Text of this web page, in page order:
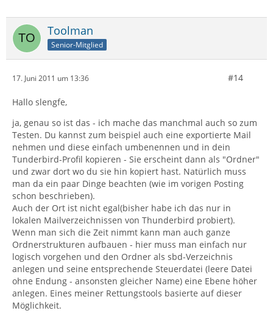
Toolman
Senior-Mitglied
17. Juni 2011 um 13:36 #14
Hallo slengfe,
ja, genau so ist das - ich mache das manchmal auch so zum
Testen. Du kannst zum beispiel auch eine exportierte Mail
nehmen und diese einfach umbenennen und in dein
Tunderbird-Profil kopieren - Sie erscheint dann als "Ordner"
und zwar dort wo du sie hin kopiert hast. Natürlich muss
man da ein paar Dinge beachten (wie im vorigen Posting
schon beschrieben).
Auch der Ort ist nicht egal(bisher habe ich das nur in
lokalen Mailverzeichnissen von Thunderbird probiert).
Wenn man sich die Zeit nimmt kann man auch ganze
Ordnerstrukturen aufbauen - hier muss man einfach nur
logisch vorgehen und den Ordner als sbd-Verzeichnis
anlegen und seine entsprechende Steuerdatei (leere Datei
ohne Endung - ansonsten gleicher Name) eine Ebene höher
anlegen. Eines meiner Rettungstools basierte auf dieser
Möglichkeit.